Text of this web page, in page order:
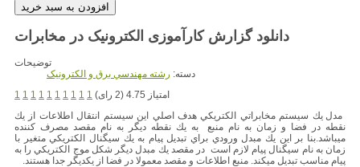
دانلود گزارش کارآموزی الکترونیک در مخابرات
توضیحات
دسته: رشته مهندسي برق و الکترونيک
1 1 1 1 1 1 1 1 1 1
امتیاز 4.75 (2 رای)
مدل يك سيستم مخابراتي الكتريكي هدف اصلي اين سيستم انتقال اطلاعات از يك
نقطه در فضا و زمان به نام منبع به يك نقطه ديگر به نام مقصد مصرف كننده
ميباشد.بنا بر اين يك مبدل ورودي براي تبديل پيام به يك سيگنال الكتريكي متغير با
زمان به نام سيگنال پيام لازم است در مقصد يك مبدل ديگر شكل موج الكتريكي را به
پيام مناسب تبديل ميكند. منبع اطلاعات و مقصد معمولا در فضا از يكديگر جدا هستند.